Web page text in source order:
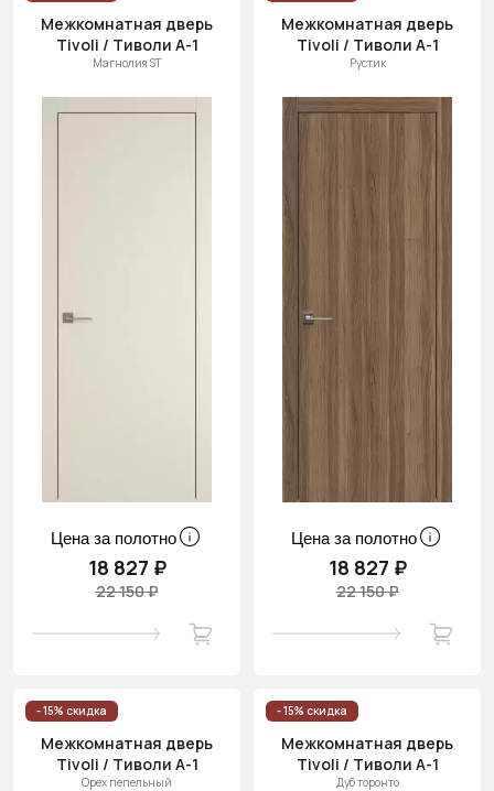
Межкомнатная дверь
Tivoli / Тиволи А-1
Магнолия ST
Цена за полотно
18 827 ₽
22 150 ₽
Межкомнатная дверь
Tivoli / Тиволи А-1
Рустик
Цена за полотно
18 827 ₽
22 150 ₽
- 15% скидка
Межкомнатная дверь
Tivoli / Тиволи А-1
Орех пепельный
- 15% скидка
Межкомнатная дверь
Tivoli / Тиволи А-1
Дуб торонто